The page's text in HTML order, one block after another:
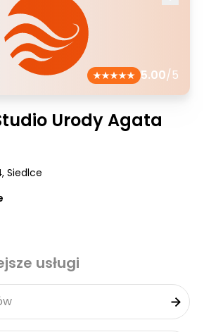
5.00/5
Urody Agata
, Siedlce
usługi